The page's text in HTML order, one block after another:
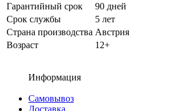
Гарантийный срок
90 дней
Срок службы
5 лет
Страна производства Австрия
Возраст
12+
Информация
Самовывоз
Доставка